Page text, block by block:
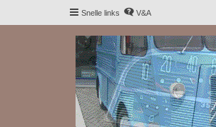
Snelle links V&A